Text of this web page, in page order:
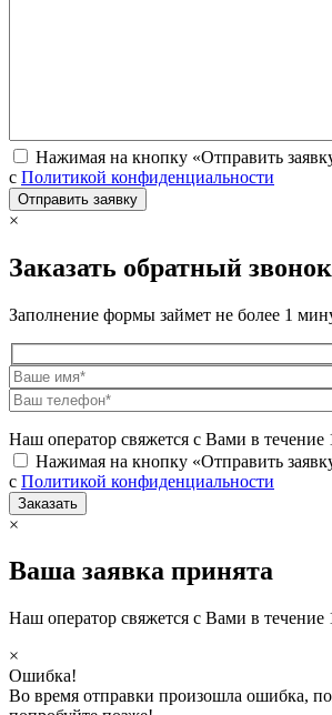
Нажимая на кнопку «Отправить
с Политикой конфиденциальности
×
Заказать обратный звонок
Заполнение формы займет не более 1
Наш оператор свяжется с Вами в течение
Нажимая на кнопку «Отправить
с Политикой конфиденциальности
×
Ваша заявка принята
Наш оператор свяжется с Вами в течение
×
Ошибка!
Во время отправки произошла ошибка,